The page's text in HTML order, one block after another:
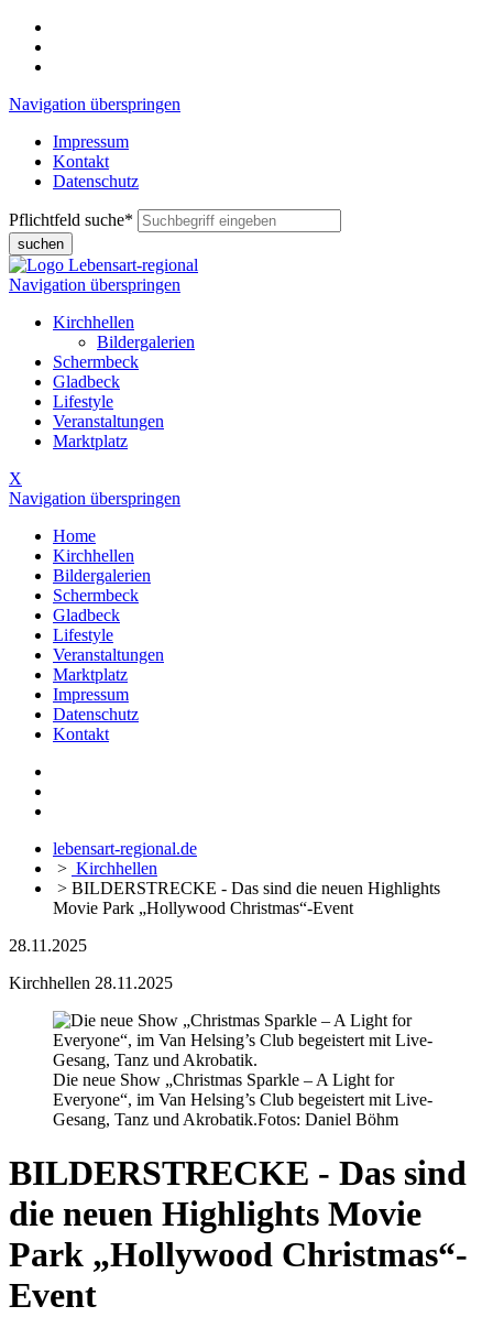
Navigation überspringen
Impressum
Kontakt
Datenschutz
Pflichtfeld suche*
suchen
Navigation überspringen
Kirchhellen
Bildergalerien
Schermbeck
Gladbeck
Lifestyle
Veranstaltungen
Marktplatz
X
Navigation überspringen
Home
Kirchhellen
Bildergalerien
Schermbeck
Gladbeck
Lifestyle
Veranstaltungen
Marktplatz
Impressum
Datenschutz
Kontakt
lebensart-regional.de
> Kirchhellen
> BILDERSTRECKE - Das sind die neuen Highlights
Movie Park „Hollywood Christmas“-Event
28.11.2025
Kirchhellen 28.11.2025
Die neue Show „Christmas Sparkle – A Light for
Everyone“, im Van Helsing’s Club begeistert mit Live-
Gesang, Tanz und Akrobatik.Fotos: Daniel Böhm
BILDERSTRECKE - Das sind
die neuen Highlights Movie
Park „Hollywood Christmas“-
Event